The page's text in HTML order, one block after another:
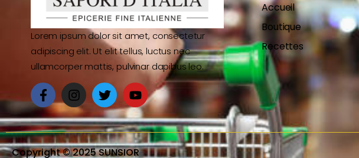
Lorem ipsum dolor sit amet, consectetur
adipiscing elit. Ut elit tellus, luctus nec
ullamcorper mattis, pulvinar dapibus leo.
Accueil
Boutique
Recettes
Copyright © 2025 SUNSIOR